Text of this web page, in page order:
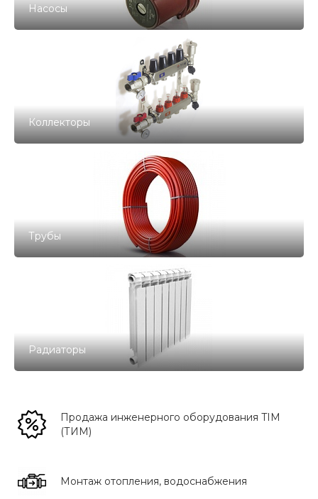
Насосы
Коллекторы
Трубы
Радиаторы
Продажа инженерного оборудования TIM
(ТИМ)
Монтаж отопления, водоснабжения